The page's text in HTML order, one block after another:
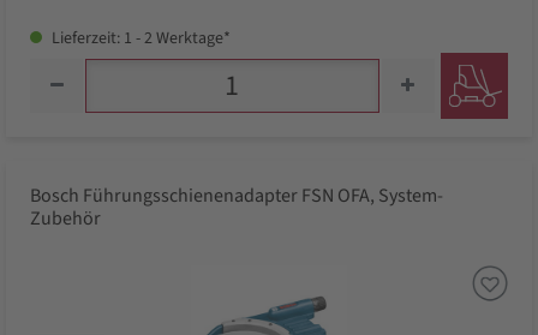
Lieferzeit: 1 - 2 Werktage*
Bosch Führungsschienenadapter FSN OFA, System-
Zubehör